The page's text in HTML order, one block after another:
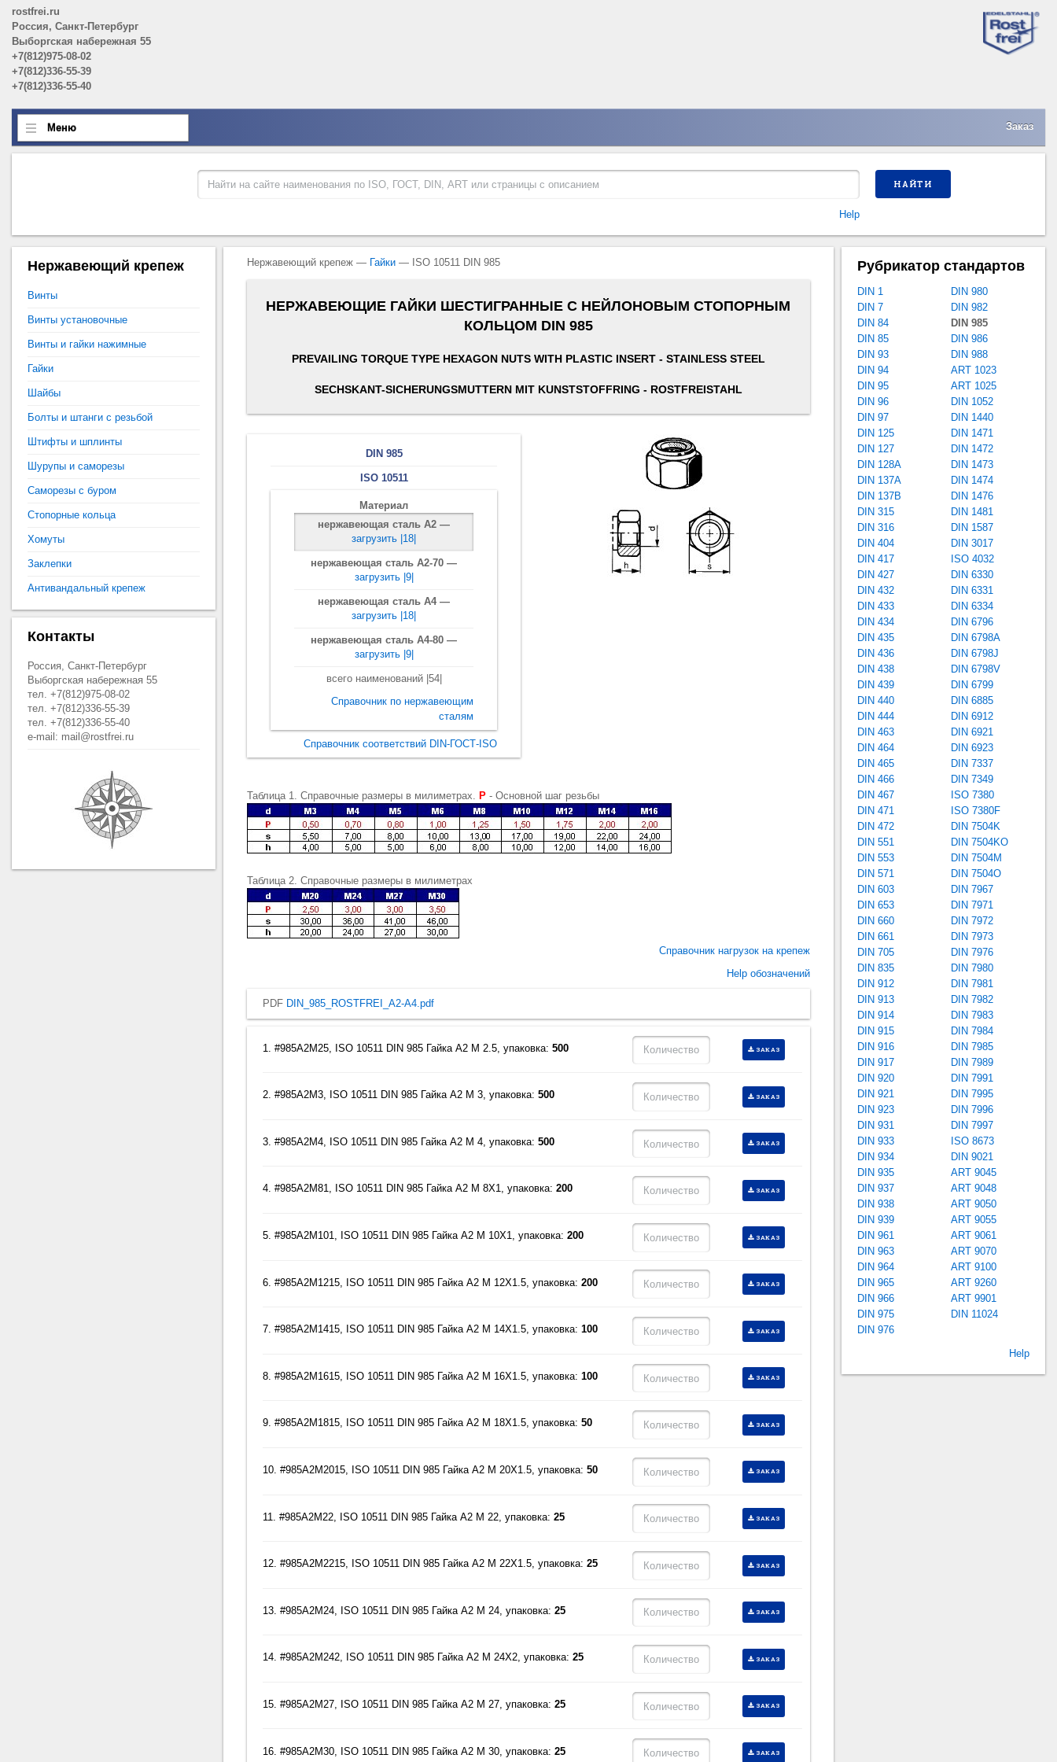
rostfrei.ru
Россия, Санкт-Петербург
Выборгская набережная 55
+7(812)975-08-02
+7(812)336-55-39
+7(812)336-55-40
Меню Заказ
Help
НАЙТИ
Нержавеющий крепеж — Гайки— ISO 10511 DIN 985
НЕРЖАВЕЮЩИЕ ГАЙКИ ШЕСТИГРАННЫЕ С НЕЙЛОНОВЫМ СТОПОРНЫМ
КОЛЬЦОМ DIN 985
PREVAILING TORQUE TYPE HEXAGON NUTS WITH PLASTIC INSERT - STAINLESS STEEL
SECHSKANT-SICHERUNGSMUTTERN MIT KUNSTSTOFFRING - ROSTFREISTAHL
DIN 985
ISO 10511
Материал
нержавеющая сталь A2 —
загрузить |18|
нержавеющая сталь A2-70 —
загрузить |9|
нержавеющая сталь A4 —
загрузить |18|
нержавеющая сталь A4-80 —
загрузить |9|
всего наименований |54|
Справочник по нержавеющим
сталям
Справочник соответствий DIN-ГОСТ-ISO
Таблица 1. Справочные размеры в милиметрах. P- Основной шаг резьбы
Таблица 2. Справочные размеры в милиметрах
Справочник нагрузок на крепеж
Help обозначений
PDF DIN_985_ROSTFREI_A2-A4.pdf
1. #985A2M25, ISO 10511 DIN 985 Гайка A2 M 2.5, упаковка: 500 ЗАКАЗ
2. #985A2M3, ISO 10511 DIN 985 Гайка A2 M 3, упаковка: 500 ЗАКАЗ
3. #985A2M4, ISO 10511 DIN 985 Гайка A2 M 4, упаковка: 500 ЗАКАЗ
4. #985A2M81, ISO 10511 DIN 985 Гайка A2 M 8X1, упаковка: 200 ЗАКАЗ
5. #985A2M101, ISO 10511 DIN 985 Гайка A2 M 10X1, упаковка: 200 ЗАКАЗ
6. #985A2M1215, ISO 10511 DIN 985 Гайка A2 M 12X1.5, упаковка: 200 ЗАКАЗ
7. #985A2M1415, ISO 10511 DIN 985 Гайка A2 M 14X1.5, упаковка: 100 ЗАКАЗ
8. #985A2M1615, ISO 10511 DIN 985 Гайка A2 M 16X1.5, упаковка: 100 ЗАКАЗ
9. #985A2M1815, ISO 10511 DIN 985 Гайка A2 M 18X1.5, упаковка: 50 ЗАКАЗ
10. #985A2M2015, ISO 10511 DIN 985 Гайка A2 M 20X1.5, упаковка: 50 ЗАКАЗ
11. #985A2M22, ISO 10511 DIN 985 Гайка A2 M 22, упаковка: 25 ЗАКАЗ
12. #985A2M2215, ISO 10511 DIN 985 Гайка A2 M 22X1.5, упаковка: 25 ЗАКАЗ
13. #985A2M24, ISO 10511 DIN 985 Гайка A2 M 24, упаковка: 25 ЗАКАЗ
14. #985A2M242, ISO 10511 DIN 985 Гайка A2 M 24X2, упаковка: 25 ЗАКАЗ
15. #985A2M27, ISO 10511 DIN 985 Гайка A2 M 27, упаковка: 25 ЗАКАЗ
16. #985A2M30, ISO 10511 DIN 985 Гайка A2 M 30, упаковка: 25 ЗАКАЗ
Нержавеющий крепеж
Винты
Винты установочные
Винты и гайки нажимные
Гайки
Шайбы
Болты и штанги с резьбой
Штифты и шплинты
Шурупы и саморезы
Саморезы с буром
Стопорные кольца
Хомуты
Заклепки
Антивандальный крепеж
Контакты
Россия, Санкт-Петербург
Выборгская набережная 55
тел. +7(812)975-08-02
тел. +7(812)336-55-39
тел. +7(812)336-55-40
e-mail: mail@rostfrei.ru
Рубрикатор стандартов
DIN 1
DIN 7
DIN 84
DIN 85
DIN 93
DIN 94
DIN 95
DIN 96
DIN 97
DIN 125
DIN 127
DIN 128A
DIN 137A
DIN 137B
DIN 315
DIN 316
DIN 404
DIN 417
DIN 427
DIN 432
DIN 433
DIN 434
DIN 435
DIN 436
DIN 438
DIN 439
DIN 440
DIN 444
DIN 463
DIN 464
DIN 465
DIN 466
DIN 467
DIN 471
DIN 472
DIN 551
DIN 553
DIN 571
DIN 603
DIN 653
DIN 660
DIN 661
DIN 705
DIN 835
DIN 912
DIN 913
DIN 914
DIN 915
DIN 916
DIN 917
DIN 920
DIN 921
DIN 923
DIN 931
DIN 933
DIN 934
DIN 935
DIN 937
DIN 938
DIN 939
DIN 961
DIN 963
DIN 964
DIN 965
DIN 966
DIN 975
DIN 976
DIN 980
DIN 982
DIN 985
DIN 986
DIN 988
ART 1023
ART 1025
DIN 1052
DIN 1440
DIN 1471
DIN 1472
DIN 1473
DIN 1474
DIN 1476
DIN 1481
DIN 1587
DIN 3017
ISO 4032
DIN 6330
DIN 6331
DIN 6334
DIN 6796
DIN 6798A
DIN 6798J
DIN 6798V
DIN 6799
DIN 6885
DIN 6912
DIN 6921
DIN 6923
DIN 7337
DIN 7349
ISO 7380
ISO 7380F
DIN 7504K
DIN 7504KO
DIN 7504M
DIN 7504O
DIN 7967
DIN 7971
DIN 7972
DIN 7973
DIN 7976
DIN 7980
DIN 7981
DIN 7982
DIN 7983
DIN 7984
DIN 7985
DIN 7989
DIN 7991
DIN 7995
DIN 7996
DIN 7997
ISO 8673
DIN 9021
ART 9045
ART 9048
ART 9050
ART 9055
ART 9061
ART 9070
ART 9100
ART 9260
ART 9901
DIN 11024
Help